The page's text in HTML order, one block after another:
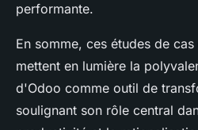
performante.
En somme, ces études de
mettent en lumière la
d'Odoo comme outil de
soulignant son rôle central